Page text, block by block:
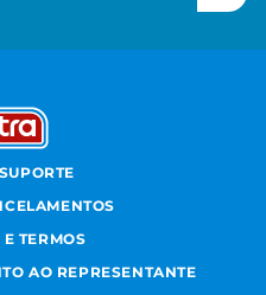
TERMOS
AO REPRESENTANTE